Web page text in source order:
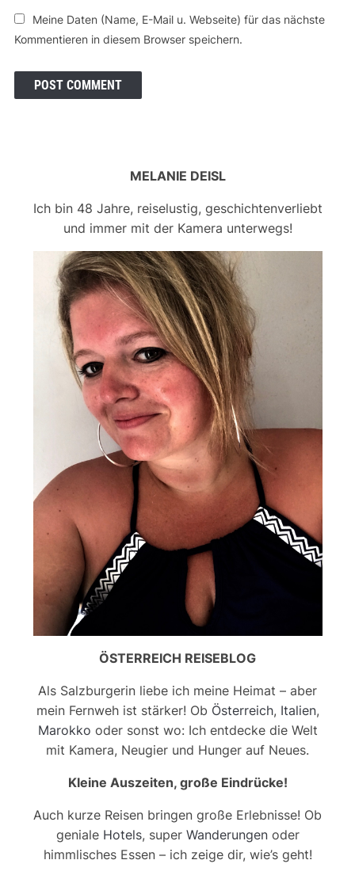
Meine Daten (Name, E-Mail u. Webseite) für das nächste
Kommentieren in diesem Browser speichern.
MELANIE DEISL
Ich bin 48 Jahre, reiselustig, geschichtenverliebt
und immer mit der Kamera unterwegs!
ÖSTERREICH REISEBLOG
Als Salzburgerin liebe ich meine Heimat – aber
mein Fernweh ist stärker! Ob Österreich, Italien,
Marokko oder sonst wo: Ich entdecke die Welt
mit Kamera, Neugier und Hunger auf Neues.
Kleine Auszeiten, große Eindrücke!
Auch kurze Reisen bringen große Erlebnisse! Ob
geniale Hotels, super Wanderungenoder
himmlisches Essen – ich zeige dir, wie’s geht!